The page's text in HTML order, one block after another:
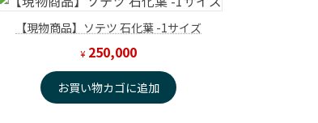
【現物商品】ソテツ 石化葉 -1サイズ
¥ 250,000
お買い物カゴに追加